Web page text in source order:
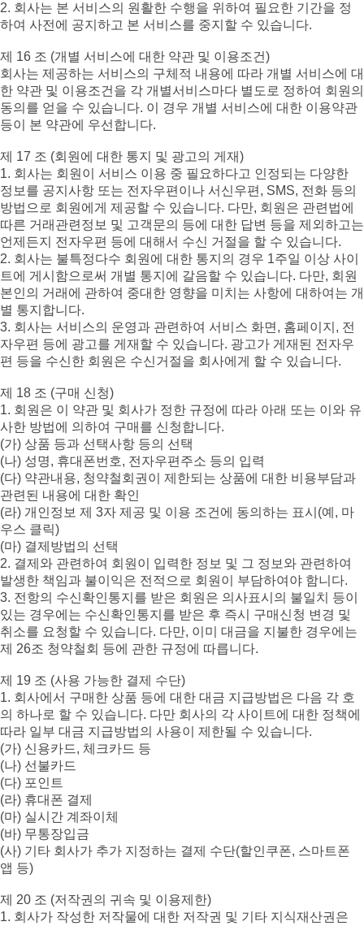
2. 회사는 본 서비스의 원활한 수행을 위하여 필요한 기간을 정
하여 사전에 공지하고 본 서비스를 중지할 수 있습니다.
제 16 조 (개별 서비스에 대한 약관 및 이용조건)
회사는 제공하는 서비스의 구체적 내용에 따라 개별 서비스에 대
한 약관 및 이용조건을 각 개별서비스마다 별도로 정하여 회원의
동의를 얻을 수 있습니다. 이 경우 개별 서비스에 대한 이용약관
등이 본 약관에 우선합니다.
제 17 조 (회원에 대한 통지 및 광고의 게재)
1. 회사는 회원이 서비스 이용 중 필요하다고 인정되는 다양한
정보를 공지사항 또는 전자우편이나 서신우편, SMS, 전화 등의
방법으로 회원에게 제공할 수 있습니다. 다만, 회원은 관련법에
따른 거래관련정보 및 고객문의 등에 대한 답변 등을 제외하고는
언제든지 전자우편 등에 대해서 수신 거절을 할 수 있습니다.
2. 회사는 불특정다수 회원에 대한 통지의 경우 1주일 이상 사이
트에 게시함으로써 개별 통지에 갈음할 수 있습니다. 다만, 회원
본인의 거래에 관하여 중대한 영향을 미치는 사항에 대하여는 개
별 통지합니다.
3. 회사는 서비스의 운영과 관련하여 서비스 화면, 홈페이지, 전
자우편 등에 광고를 게재할 수 있습니다. 광고가 게재된 전자우
편 등을 수신한 회원은 수신거절을 회사에게 할 수 있습니다.
제 18 조 (구매 신청)
1. 회원은 이 약관 및 회사가 정한 규정에 따라 아래 또는 이와 유
사한 방법에 의하여 구매를 신청합니다.
(가) 상품 등과 선택사항 등의 선택
(나) 성명, 휴대폰번호, 전자우편주소 등의 입력
(다) 약관내용, 청약철회권이 제한되는 상품에 대한 비용부담과
관련된 내용에 대한 확인
(라) 개인정보 제 3자 제공 및 이용 조건에 동의하는 표시(예, 마
우스 클릭)
(마) 결제방법의 선택
2. 결제와 관련하여 회원이 입력한 정보 및 그 정보와 관련하여
발생한 책임과 불이익은 전적으로 회원이 부담하여야 함니다.
3. 전항의 수신확인통지를 받은 회원은 의사표시의 불일치 등이
있는 경우에는 수신확인통지를 받은 후 즉시 구매신청 변경 및
취소를 요청할 수 있습니다. 다만, 이미 대금을 지불한 경우에는
제 26조 청약철회 등에 관한 규정에 따릅니다.
제 19 조 (사용 가능한 결제 수단)
1. 회사에서 구매한 상품 등에 대한 대금 지급방법은 다음 각 호
의 하나로 할 수 있습니다. 다만 회사의 각 사이트에 대한 정책에
따라 일부 대금 지급방법의 사용이 제한될 수 있습니다.
(가) 신용카드, 체크카드 등
(나) 선불카드
(다) 포인트
(라) 휴대폰 결제
(마) 실시간 계좌이체
(바) 무통장입금
(사) 기타 회사가 추가 지정하는 결제 수단(할인쿠폰, 스마트폰
앱 등)
제 20 조 (저작권의 귀속 및 이용제한)
1. 회사가 작성한 저작물에 대한 저작권 및 기타 지식재산권은